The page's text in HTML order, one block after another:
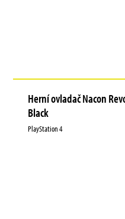
Herní ovladač Nacon
Black
PlayStation 4